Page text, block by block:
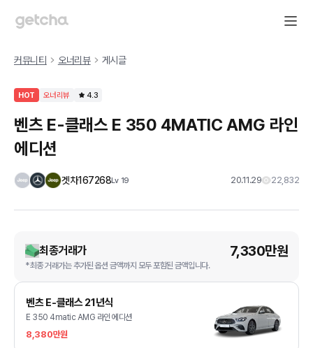
커뮤니티 오너리뷰 게시글
HOT 오너리뷰 4.3
벤츠 E-클래스 E 350 4MATIC AMG 라인
에디션
겟차167268Lv 19 20.11.29 22,832
최종거래가 7,330만원
*최종 거래가는 추가된 옵션 금액까지 모두 포함된 금액입니다.
벤츠 E-클래스 21년식
E 350 4matic AMG 라인 에디션
8,380만원